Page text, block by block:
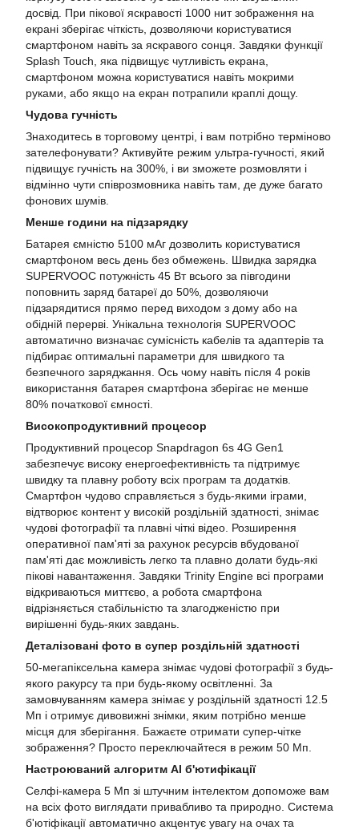
досвід. При пікової яскравості 1000 нит зображення на
екрані зберігає чіткість, дозволяючи користуватися
смартфоном навіть за яскравого сонця. Завдяки функції
Splash Touch, яка підвищує чутливість екрана,
смартфоном можна користуватися навіть мокрими
руками, або якщо на екран потрапили краплі дощу.
Чудова гучність
Знаходитесь в торговому центрі, і вам потрібно терміново
зателефонувати? Активуйте режим ультра-гучності, який
підвищує гучність на 300%, і ви зможете розмовляти і
відмінно чути співрозмовника навіть там, де дуже багато
фонових шумів.
Менше години на підзарядку
Батарея ємністю 5100 мАг дозволить користуватися
смартфоном весь день без обмежень. Швидка зарядка
SUPERVOOC потужність 45 Вт всього за півгодини
поповнить заряд батареї до 50%, дозволяючи
підзарядитися прямо перед виходом з дому або на
обідній перерві. Унікальна технологія SUPERVOOC
автоматично визначає сумісність кабелів та адаптерів та
підбирає оптимальні параметри для швидкого та
безпечного заряджання. Ось чому навіть після 4 років
використання батарея смартфона зберігає не менше
80% початкової ємності.
Високопродуктивний процесор
Продуктивний процесор Snapdragon 6s 4G Gen1
забезпечує високу енергоефективність та підтримує
швидку та плавну роботу всіх програм та додатків.
Смартфон чудово справляється з будь-якими іграми,
відтворює контент у високій роздільній здатності, знімає
чудові фотографії та плавні чіткі відео. Розширення
оперативної пам'яті за рахунок ресурсів вбудованої
пам'яті дає можливість легко та плавно долати будь-які
пікові навантаження. Завдяки Trinity Engine всі програми
відкриваються миттєво, а робота смартфона
відрізняється стабільністю та злагодженістю при
вирішенні будь-яких завдань.
Деталізовані фото в супер роздільній здатності
50-мегапіксельна камера знімає чудові фотографії з будь-
якого ракурсу та при будь-якому освітленні. За
замовчуванням камера знімає у роздільній здатності 12.5
Мп і отримує дивовижні знімки, яким потрібно менше
місця для зберігання. Бажаєте отримати супер-чітке
зображення? Просто переключайтеся в режим 50 Мп.
Настроюваний алгоритм АІ б'ютифікації
Селфі-камера 5 Мп зі штучним інтелектом допоможе вам
на всіх фото виглядати привабливо та природно. Система
б'ютіфікації автоматично акцентує увагу на очах та